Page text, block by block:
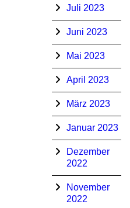
Juli 2023
Juni 2023
Mai 2023
April 2023
März 2023
Januar 2023
Dezember
2022
November
2022